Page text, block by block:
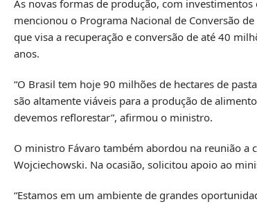
As novas formas de produção, com
mencionou o Programa Nacional de Conversão
que visa a recuperação e conversão de até 40
anos.
“O Brasil tem hoje 90 milhões de hectares de
são altamente viáveis para a produção de
devemos reflorestar”, afirmou o ministro.
O ministro Fávaro também abordou na reunião a
Wojciechowski. Na ocasião, solicitou apoio ao
“Estamos em um ambiente de grandes